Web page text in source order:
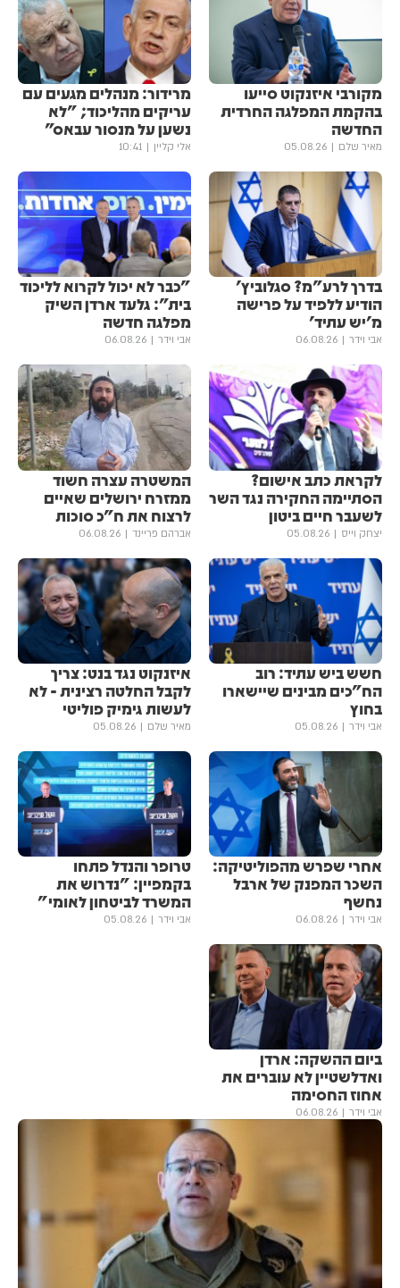
מקורבי איזנקוט סייעו
בהקמת המפלגה החרדית
החדשה
מאיר שלם 05.08.26
מרידור: מנהלים מגעים עם
עריקים מהליכוד; "לא
נשען על מנסור עבאס"
אלי קליין 10:41
בדרך לרע"מ? סגלוביץ'
הודיע ללפיד על פרישה
מ'יש עתיד'
אבי וידר 06.08.26
"כבר לא יכול לקרוא לליכוד
בית": גלעד ארדן השיק
מפלגה חדשה
אבי וידר 06.08.26
לקראת כתב אישום?
הסתיימה החקירה נגד השר
לשעבר חיים ביטון
יצחק וייס 05.08.26
המשטרה עצרה חשוד
ממזרח ירושלים שאיים
לרצוח את ח"כ סוכות
אברהם פריינד 06.08.26
חשש ביש עתיד: רוב
הח"כים מבינים שיישארו
בחוץ
אבי וידר 05.08.26
איזנקוט נגד בנט: צריך
לקבל החלטה רצינית - לא
לעשות גימיק פוליטי
מאיר שלם 05.08.26
אחרי שפרש מהפוליטיקה:
השכר המפנק של ארבל
נחשף
אבי וידר 06.08.26
טרופר והנדל פתחו
בקמפיין: "נדרוש את
המשרד לביטחון לאומי"
אבי וידר 05.08.26
ביום ההשקה: ארדן
ואדלשטיין לא עוברים את
אחוז החסימה
אבי וידר 06.08.26